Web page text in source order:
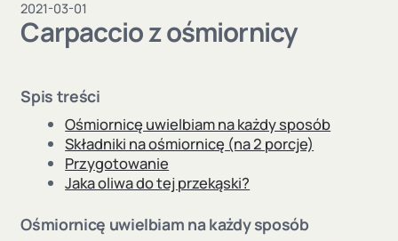
Inne produkty
O nas
Blog
Kontakt
Ulubione
2021-03-01
Carpaccio z ośmiornicy
Spis treści
Ośmiornicę uwielbiam na każdy sposób
Składniki na ośmiornicę (na 2 porcje)
Przygotowanie
Jaka oliwa do tej przekąski?
Ośmiornicę uwielbiam na każdy sposób